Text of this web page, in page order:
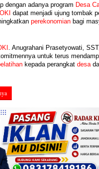
dengan adanya program Desa
OKI dapat menjadi ujung tombak
perekonomian bagi
. Anugrahani Prasetyowati,
untuk terus
kepada perangkat desa